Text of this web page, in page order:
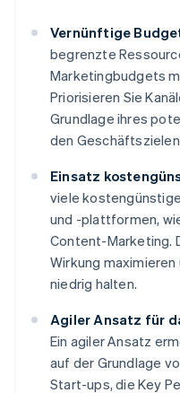
Vernünftige
begrenzte
Marketingbudgets
Priorisieren Sie
Grundlage ihres
den
Einsatz
viele
und -plattformen,
Content-Marketing.
Wirkung
niedrig halten.
Agiler Ansatz für
Ein agiler Ansatz
auf der Grundlage
Start-ups, die Key